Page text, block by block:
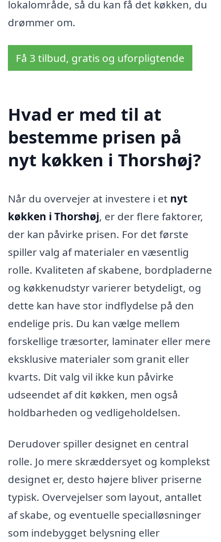
lokalområde, så du kan få det køkken, du
drømmer om.
Få 3 tilbud, gratis og uforpligtende
Hvad er med til at
bestemme prisen på
nyt køkken i Thorshøj?
Når du overvejer at investere i et nyt
køkken i Thorshøj, er der flere faktorer,
der kan påvirke prisen. For det første
spiller valg af materialer en væsentlig
rolle. Kvaliteten af skabene, bordpladerne
og køkkenudstyr varierer betydeligt, og
dette kan have stor indflydelse på den
endelige pris. Du kan vælge mellem
forskellige træsorter, laminater eller mere
eksklusive materialer som granit eller
kvarts. Dit valg vil ikke kun påvirke
udseendet af dit køkken, men også
holdbarheden og vedligeholdelsen.
Derudover spiller designet en central
rolle. Jo mere skræddersyet og komplekst
designet er, desto højere bliver priserne
typisk. Overvejelser som layout, antallet
af skabe, og eventuelle specialløsninger
som indebygget belysning eller